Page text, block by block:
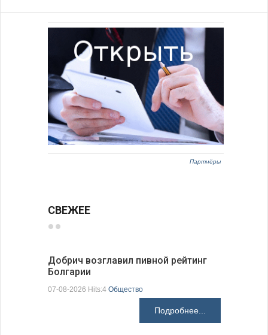
Партнёры
СВЕЖЕЕ
Добрич возглавил пивной рейтинг
Болгарии
07-08-2026 Hits:4 Общество
Подробнее...